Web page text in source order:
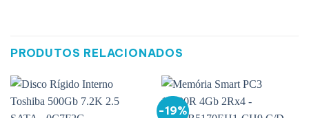
PRODUTOS RELACIONADOS
-19%